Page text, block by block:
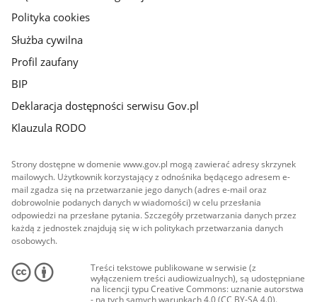
Polityka cookies
Służba cywilna
Profil zaufany
BIP
Deklaracja dostępności serwisu Gov.pl
Klauzula RODO
Strony dostępne w domenie www.gov.pl mogą zawierać adresy skrzynek
mailowych. Użytkownik korzystający z odnośnika będącego adresem e-
mail zgadza się na przetwarzanie jego danych (adres e-mail oraz
dobrowolnie podanych danych w wiadomości) w celu przesłania
odpowiedzi na przesłane pytania. Szczegóły przetwarzania danych przez
każdą z jednostek znajdują się w ich politykach przetwarzania danych
osobowych.
Treści tekstowe publikowane w serwisie (z
wyłączeniem treści audiowizualnych), są udostępniane
na licencji typu Creative Commons: uznanie autorstwa
- na tych samych warunkach 4.0 (CC BY-SA 4.0).